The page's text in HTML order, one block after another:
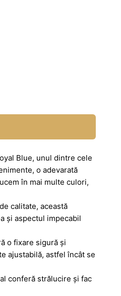
Blue, unul dintre cele
o adevarată
în mai multe culori,
calitate, această
și aspectul impecabil
o fixare sigură și
ajustabilă, astfel încât se
conferă strălucire și fac